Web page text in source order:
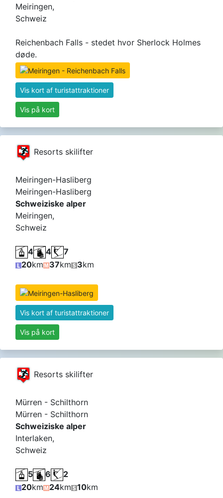
Meiringen,
Schweiz
Reichenbach Falls - stedet hvor Sherlock Holmes
døde.
Vis kort af turistattraktioner
Vis på kort
Resorts skilifter
Meiringen-Hasliberg
Meiringen-Hasliberg
Schweiziske alper
Meiringen,
Schweiz
4 4
7
20km 37km 3km
Vis kort af turistattraktioner
Vis på kort
Resorts skilifter
Mürren - Schilthorn
Mürren - Schilthorn
Schweiziske alper
Interlaken,
Schweiz
5 6
2
20km 24km 10km